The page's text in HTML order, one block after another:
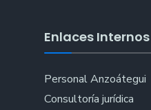
Enlaces Internos
Personal Anzoátegui
Consultoría jurídica